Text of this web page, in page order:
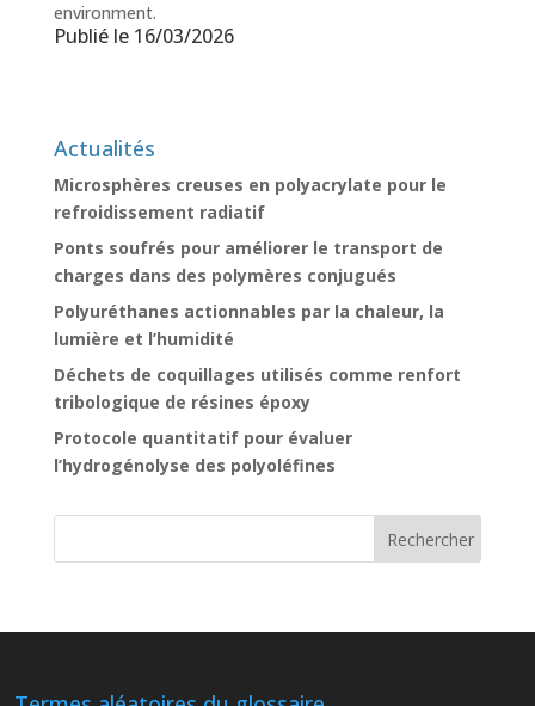
environment.
Publié le 16/03/2026
Actualités
Microsphères creuses en polyacrylate pour le
refroidissement radiatif
Ponts soufrés pour améliorer le transport de
charges dans des polymères conjugués
Polyuréthanes actionnables par la chaleur, la
lumière et l’humidité
Déchets de coquillages utilisés comme renfort
tribologique de résines époxy
Protocole quantitatif pour évaluer
l’hydrogénolyse des polyoléfines